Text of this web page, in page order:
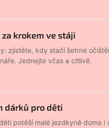
krokem ve stáji
zjistěte, kdy stačí šetrné
Jednejte včas a citlivě.
dárků pro děti
potěší malé jezdkyně doma i